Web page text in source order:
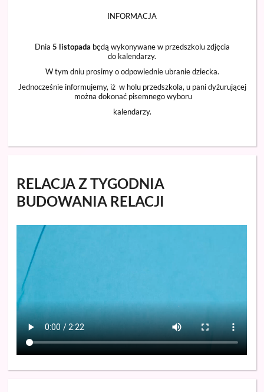
INFORMACJA
Dnia 5 listopada będą wykonywane w przedszkolu zdjęcia
do kalendarzy.
W tym dniu prosimy o odpowiednie ubranie dziecka.
Jednocześnie informujemy, iż w holu przedszkola, u pani dyżurującej
można dokonać pisemnego wyboru
kalendarzy.
RELACJA Z TYGODNIA
BUDOWANIA RELACJI